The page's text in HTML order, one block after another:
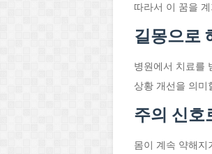
따라서 이 꿈을
길몽으로
병원에서 치료를
상황 개선을 의미
주의 신호
몸이 계속 약해지